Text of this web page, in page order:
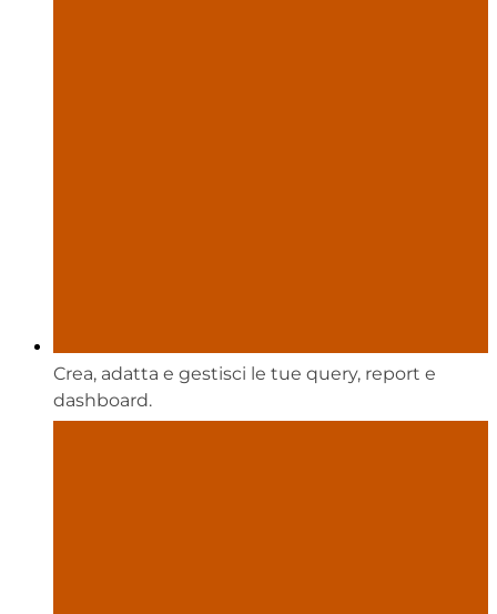
Crea, adatta e gestisci le tue query, report e
dashboard.